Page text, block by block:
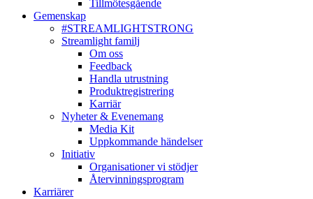
Tillmötesgående
Gemenskap
#STREAMLIGHTSTRONG
Streamlight familj
Om oss
Feedback
Handla utrustning
Produktregistrering
Karriär
Nyheter & Evenemang
Media Kit
Uppkommande händelser
Initiativ
Organisationer vi stödjer
Återvinningsprogram
Karriärer